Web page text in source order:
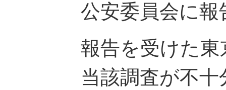
公安委員会に報
報告を受けた
当該調査が不